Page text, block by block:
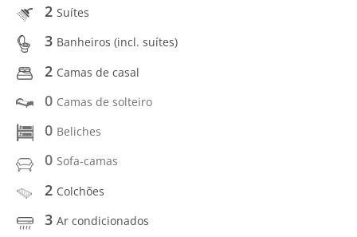
2 Suítes
3 Banheiros (incl. suítes)
2 Camas de casal
0 Camas de solteiro
0 Beliches
0 Sofa-camas
2 Colchões
3 Ar condicionados